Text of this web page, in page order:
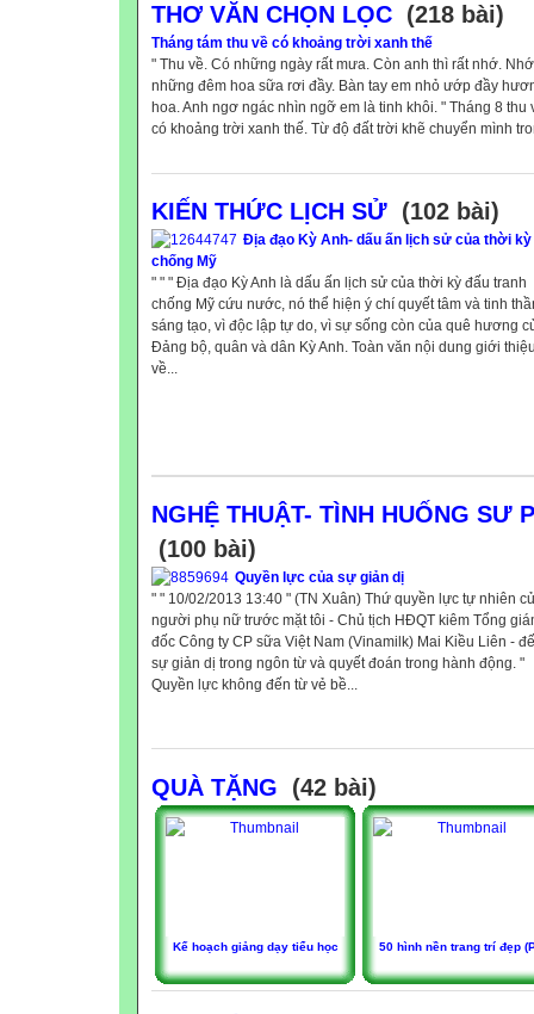
THƠ VĂN CHỌN LỌC (218 bài)
Tháng tám thu về có khoảng trời xanh thế
" Thu về. Có những ngày rất mưa. Còn anh thì rất nhớ. Nhớ
những đêm hoa sữa rơi đầy. Bàn tay em nhỏ ướp đầy
hoa. Anh ngơ ngác nhìn ngỡ em là tinh khôi. " Tháng 8 thu
có khoảng trời xanh thế. Từ độ đất trời khẽ chuyển mình
KIẾN THỨC LỊCH SỬ (102 bài)
Địa đạo Kỳ Anh- dấu ấn lịch sử của thời kỳ
chống Mỹ
" " " Địa đạo Kỳ Anh là dấu ấn lịch sử của thời kỳ đấu tranh
chống Mỹ cứu nước, nó thể hiện ý chí quyết tâm và tinh
sáng tạo, vì độc lập tự do, vì sự sống còn của quê hương
Đảng bộ, quân và dân Kỳ Anh. Toàn văn nội dung giới
về...
NGHỆ THUẬT- TÌNH HUỐNG SƯ
(100 bài)
Quyền lực của sự giản dị
" " 10/02/2013 13:40 " (TN Xuân) Thứ quyền lực tự nhiên
người phụ nữ trước mặt tôi - Chủ tịch HĐQT kiêm Tổng
đốc Công ty CP sữa Việt Nam (Vinamilk) Mai Kiều Liên -
sự giản dị trong ngôn từ và quyết đoán trong hành động. "
Quyền lực không đến từ vẻ bề...
QUÀ TẶNG (42 bài)
Kế hoạch giảng dạy tiểu học 50 hình nền trang trí đẹp